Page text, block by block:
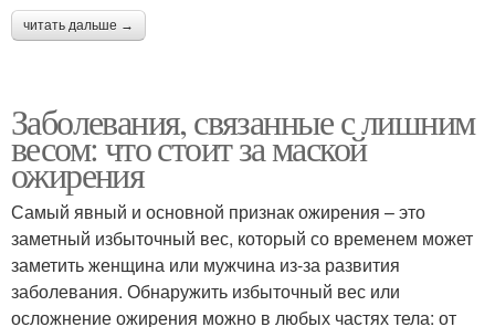
читать дальше →
Заболевания, связанные с лишним
весом: что стоит за маской
ожирения
Самый явный и основной признак ожирения – это
заметный избыточный вес, который со временем может
заметить женщина или мужчина из-за развития
заболевания. Обнаружить избыточный вес или
осложнение ожирения можно в любых частях тела: от